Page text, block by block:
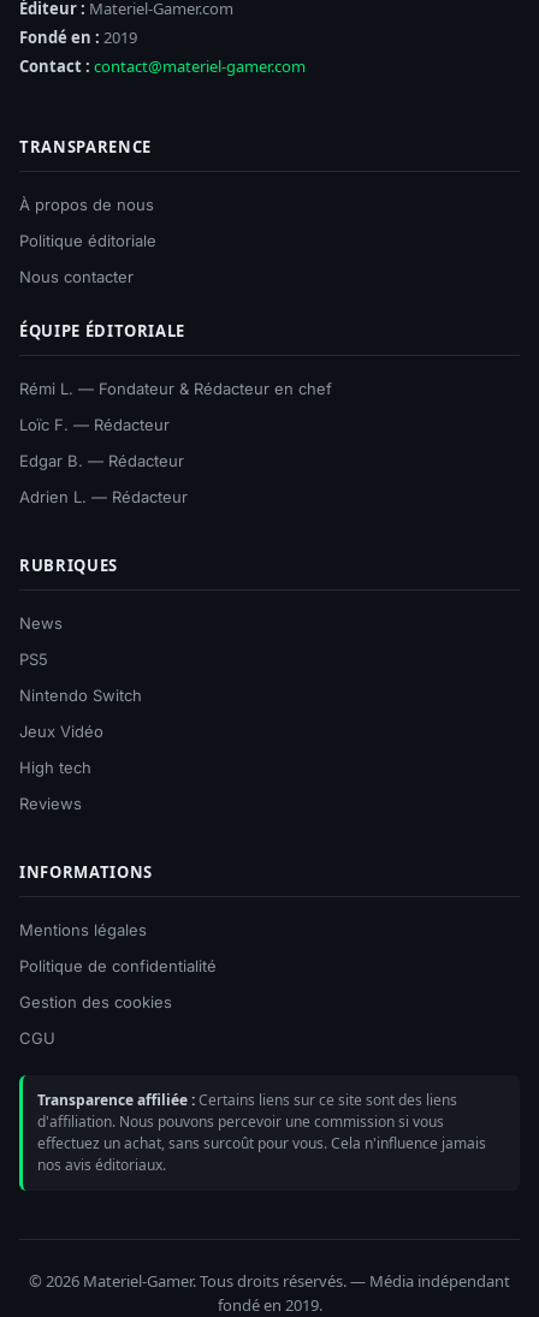
Éditeur : Materiel-Gamer.com
Fondé en : 2019
Contact : contact@materiel-gamer.com
TRANSPARENCE
À propos de nous
Politique éditoriale
Nous contacter
ÉQUIPE ÉDITORIALE
Rémi L. — Fondateur & Rédacteur en chef
Loïc F. — Rédacteur
Edgar B. — Rédacteur
Adrien L. — Rédacteur
RUBRIQUES
News
PS5
Nintendo Switch
Jeux Vidéo
High tech
Reviews
INFORMATIONS
Mentions légales
Politique de confidentialité
Gestion des cookies
CGU
Transparence affiliée :Certains liens sur ce site sont des liens
d'affiliation. Nous pouvons percevoir une commission si vous
effectuez un achat, sans surcoût pour vous. Cela n'influence jamais
nos avis éditoriaux.
© 2026 Materiel-Gamer. Tous droits réservés. — Média indépendant
fondé en 2019.